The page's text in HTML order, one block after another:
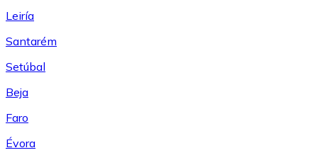
Leiría
Santarém
Setúbal
Beja
Faro
Évora